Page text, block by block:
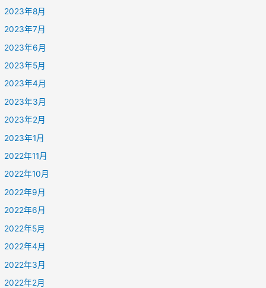
2023年8月
2023年7月
2023年6月
2023年5月
2023年4月
2023年3月
2023年2月
2023年1月
2022年11月
2022年10月
2022年9月
2022年6月
2022年5月
2022年4月
2022年3月
2022年2月